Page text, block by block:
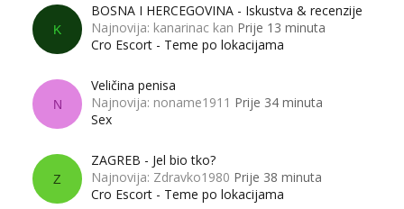
K
BOSNA I HERCEGOVINA - Iskustva & recenzije
Najnovija: kanarinac kan Prije 13 minuta
Cro Escort - Teme po lokacijama
N
Veličina penisa
Najnovija: noname1911 Prije 34 minuta
Sex
Z
ZAGREB - Jel bio tko?
Najnovija: Zdravko1980 Prije 38 minuta
Cro Escort - Teme po lokacijama